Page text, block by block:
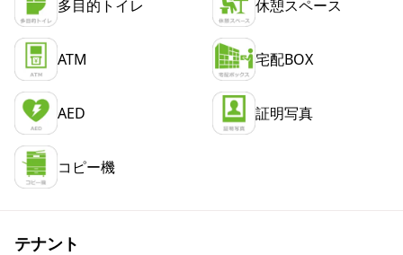
多目的トイレ 休憩スペース
ATM 宅配BOX
AED 証明写真
コピー機
テナント